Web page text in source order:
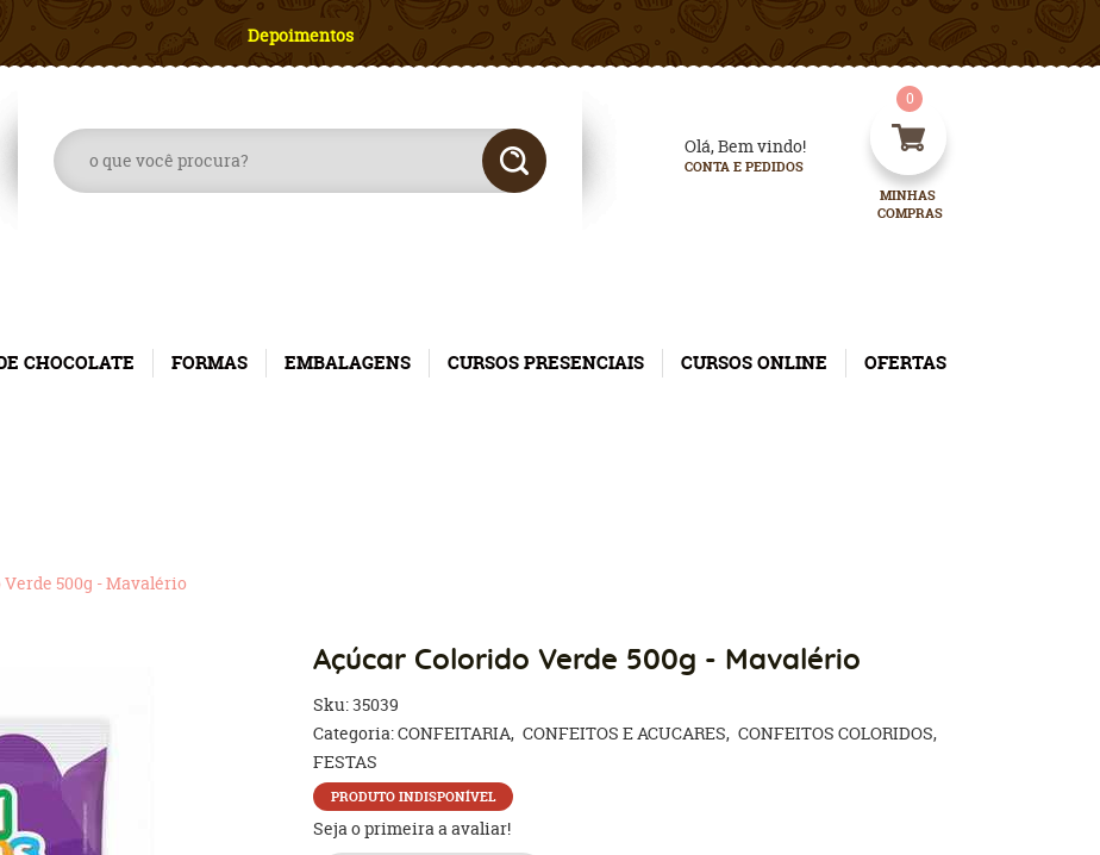
Depoimentos
Olá, Bem vindo!
CONTA E PEDIDOS
MINHAS
COMPRAS
0
CHOCOLATE FORMAS EMBALAGENS CURSOS PRESENCIAIS CURSOS ONLINE OFERTAS
500g - Mavalério
Açúcar Colorido Verde 500g - Mavalério
Sku:35039
Categoria:CONFEITARIA CONFEITOS E ACUCARES CONFEITOS COLORIDOS
FESTAS
PRODUTO INDISPONÍVEL
Seja o primeira a avaliar!